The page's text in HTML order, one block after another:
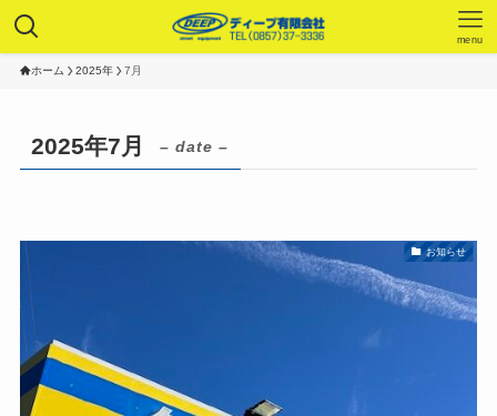
menu
ホーム 2025年 7月
2025年7月 – date –
お知らせ